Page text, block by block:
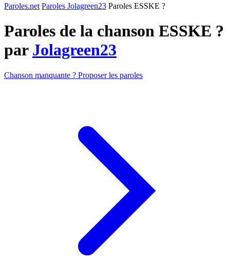
Paroles.net Paroles Jolagreen23 Paroles ESSKE ?
Paroles de la chanson ESSKE ?
par Jolagreen23
Chanson manquante ? Proposer les paroles